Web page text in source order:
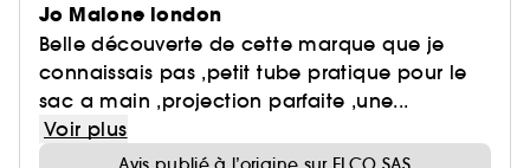
Jo Malone london
Belle découverte de cette marque que je
connaissais pas ,petit tube pratique pour le
sac a main ,projection parfaite ,une...
Voir plus